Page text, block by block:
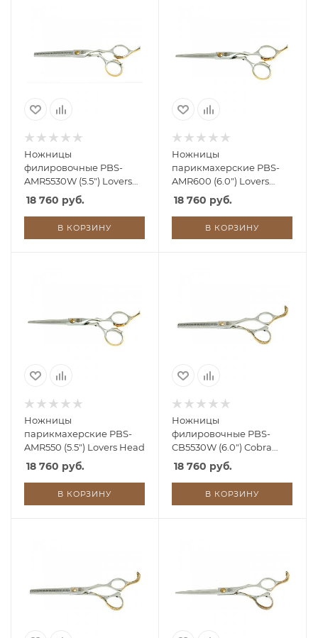
Ножницы
филировочные PBS-
AMR5530W (5.5") Lovers
Head, 30 зубов
18 760 руб.
В КОРЗИНУ
Ножницы
парикмахерские PBS-
AMR600 (6.0") Lovers
Head
18 760 руб.
В КОРЗИНУ
Ножницы
парикмахерские PBS-
AMR550 (5.5") Lovers Head
18 760 руб.
В КОРЗИНУ
Ножницы
филировочные PBS-
CB5530W (6.0") Cobra
Head, 30 зубов
18 760 руб.
В КОРЗИНУ